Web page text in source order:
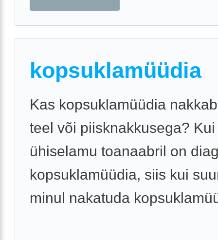
kopsuklamüüdia
Kas kopsuklamüüdia
teel või piisknakkusega?
ühiselamu toanaabril on
kopsuklamüüdia, siis kui
minul nakatuda